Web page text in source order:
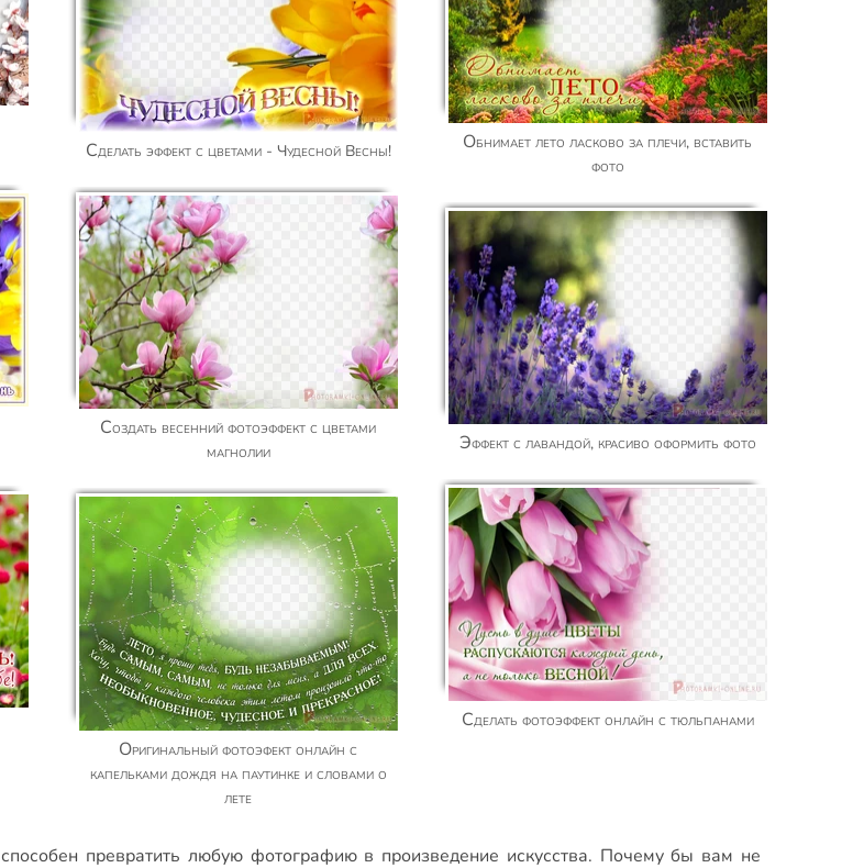
Сделать эффект с цветами - Чудесной Весны! Обнимает лето ласково за плечи, вставить
фото
Создать весенний фотоэффект с цветами
магнолии Эффект с лавандой, красиво оформить фото
Сделать фотоэффект онлайн с тюльпанами
Оригинальный фотоэфект онлайн с
капельками дождя на паутинке и словами о
лете
способен превратить любую фотографию в произведение искусства. Почему бы вам не